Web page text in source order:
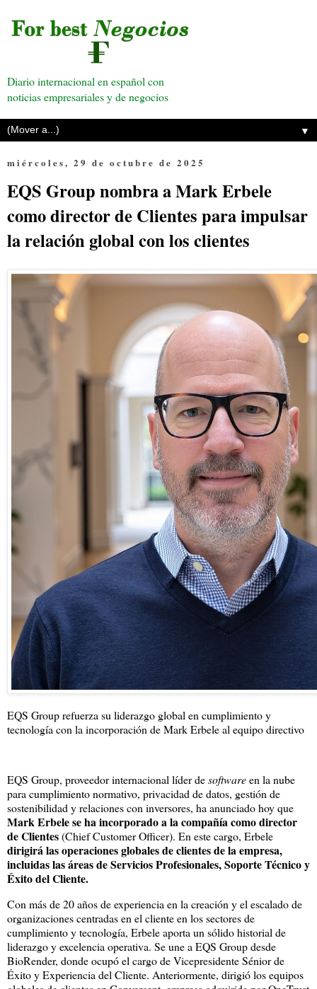
Diario internacional en español con
noticias empresariales y de negocios
▼
miércoles, 29 de octubre de 2025
EQS Group nombra a Mark Erbele
como director de Clientes para impulsar
la relación global con los clientes
EQS Group refuerza su liderazgo global en cumplimiento y
tecnología con la incorporación de Mark Erbele al equipo directivo
EQS Group, proveedor internacional líder desoftwareen la nube
para cumplimiento normativo, privacidad de datos, gestión de
sostenibilidad y relaciones con inversores, ha anunciado hoy que
Mark Erbele se ha incorporado a la compañía como director
de Clientes(Chief Customer Officer). En este cargo, Erbele
dirigirá las operaciones globales de clientes de la empresa,
incluidas las áreas de Servicios Profesionales, Soporte Técnico y
Éxito del Cliente.
Con más de 20 años de experiencia en la creación y el escalado de
organizaciones centradas en el cliente en los sectores de
cumplimiento y tecnología, Erbele aporta un sólido historial de
liderazgo y excelencia operativa. Se une a EQS Group desde
BioRender, donde ocupó el cargo de Vicepresidente Sénior de
Éxito y Experiencia del Cliente. Anteriormente, dirigió los equipos